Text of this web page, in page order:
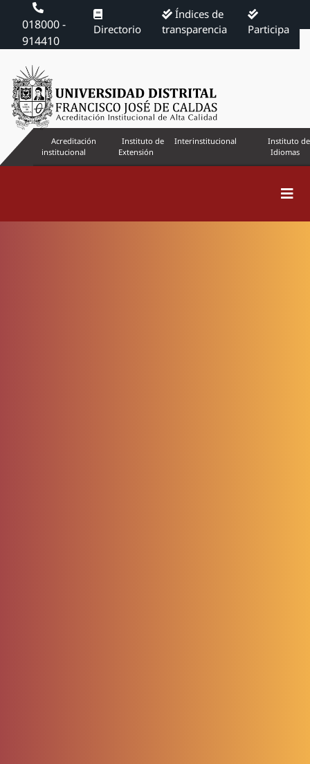
018000 -
914410
Directorio
Índices de
transparencia
Participa
Acreditación
institucional
Instituto de
Extensión
Interinstitucional
Instituto de
Idiomas